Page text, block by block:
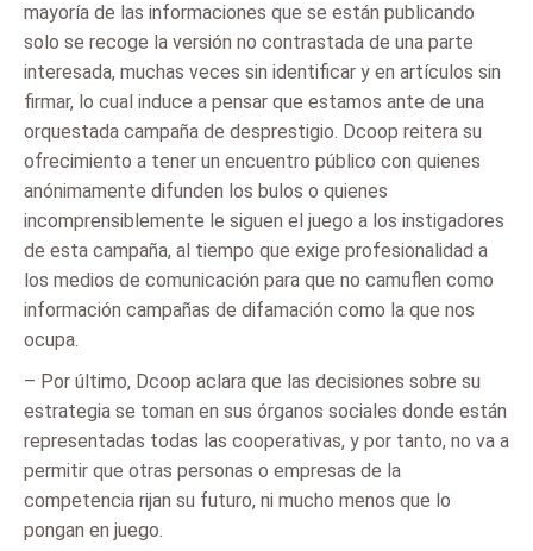
mayoría de las informaciones que se están publicando
solo se recoge la versión no contrastada de una parte
interesada, muchas veces sin identificar y en artículos sin
firmar, lo cual induce a pensar que estamos ante de una
orquestada campaña de desprestigio. Dcoop reitera su
ofrecimiento a tener un encuentro público con quienes
anónimamente difunden los bulos o quienes
incomprensiblemente le siguen el juego a los instigadores
de esta campaña, al tiempo que exige profesionalidad a
los medios de comunicación para que no camuflen como
información campañas de difamación como la que nos
ocupa.
– Por último, Dcoop aclara que las decisiones sobre su
estrategia se toman en sus órganos sociales donde están
representadas todas las cooperativas, y por tanto, no va a
permitir que otras personas o empresas de la
competencia rijan su futuro, ni mucho menos que lo
pongan en juego.